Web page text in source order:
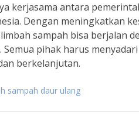
kerjasama antara
Dengan meningkatkan
sampah bisa berjalan
pihak harus
berkelanjutan.
sampah daur ulang